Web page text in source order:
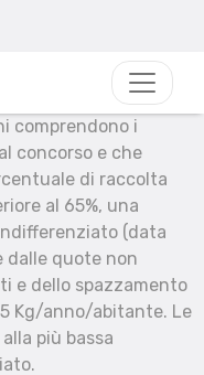
comprendono i
concorso e che
di raccolta
al 65%, una
(data
dalle quote non
e dello spazzamento
Kg/anno/abitante. Le
più bassa